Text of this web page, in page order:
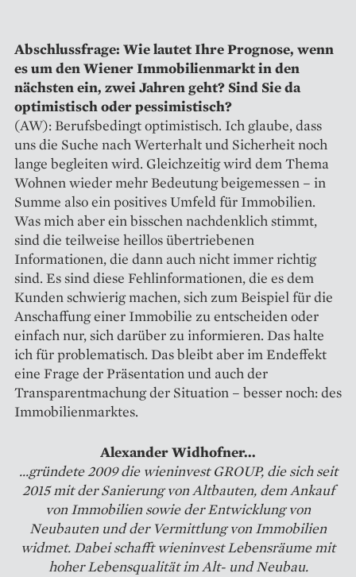
Abschlussfrage: Wie lautet Ihre Prognose, wenn
es um den Wiener Immobilienmarkt in den
nächsten ein, zwei Jahren geht? Sind Sie da
optimistisch oder pessimistisch?
(AW): Berufsbedingt optimistisch. Ich glaube, dass
uns die Suche nach Werterhalt und Sicherheit noch
lange begleiten wird. Gleichzeitig wird dem Thema
Wohnen wieder mehr Bedeutung beigemessen – in
Summe also ein positives Umfeld für Immobilien.
Was mich aber ein bisschen nachdenklich stimmt,
sind die teilweise heillos übertriebenen
Informationen, die dann auch nicht immer richtig
sind. Es sind diese Fehlinformationen, die es dem
Kunden schwierig machen, sich zum Beispiel für die
Anschaffung einer Immobilie zu entscheiden oder
einfach nur, sich darüber zu informieren. Das halte
ich für problematisch. Das bleibt aber im Endeffekt
eine Frage der Präsentation und auch der
Transparentmachung der Situation – besser noch: des
Immobilienmarktes.
Alexander Widhofner...
...gründete 2009 die wieninvest GROUP, die sich seit
2015 mit der Sanierung von Altbauten, dem Ankauf
von Immobilien sowie der Entwicklung von
Neubauten und der Vermittlung von Immobilien
widmet. Dabei schafft wieninvest Lebensräume mit
hoher Lebensqualität im Alt- und Neubau.